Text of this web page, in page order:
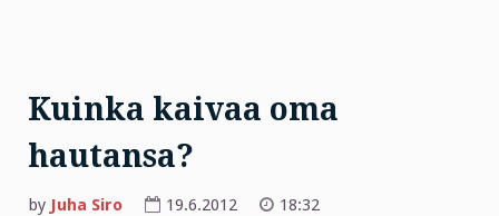
Kuinka kaivaa oma
hautansa?
by Juha Siro 19.6.2012
18:32